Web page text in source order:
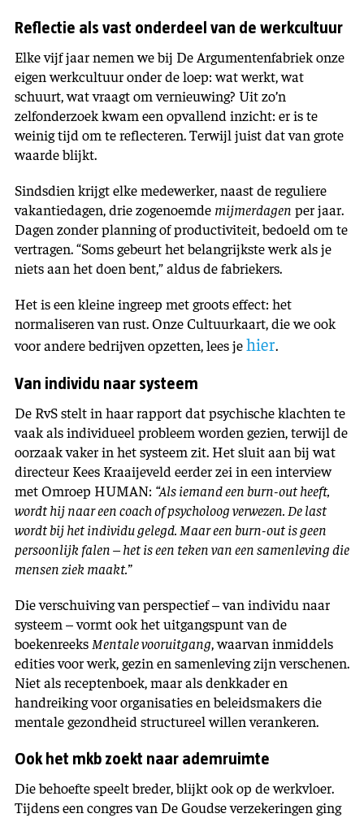
Reflectie als vast onderdeel van de werkcultuur
Elke vijf jaar nemen we bij De Argumentenfabriek onze
eigen werkcultuur onder de loep: wat werkt, wat
schuurt, wat vraagt om vernieuwing? Uit zo’n
zelfonderzoek kwam een opvallend inzicht: er is te
weinig tijd om te reflecteren. Terwijl juist dat van grote
waarde blijkt.
Sindsdien krijgt elke medewerker, naast de reguliere
vakantiedagen, drie zogenoemde mijmerdagen per jaar.
Dagen zonder planning of productiviteit, bedoeld om te
vertragen. “Soms gebeurt het belangrijkste werk als je
niets aan het doen bent,” aldus de fabriekers.
Het is een kleine ingreep met groots effect: het
normaliseren van rust. Onze Cultuurkaart, die we ook
voor andere bedrijven opzetten, lees jehier.
Van individu naar systeem
De RvS stelt in haar rapport dat psychische klachten te
vaak als individueel probleem worden gezien, terwijl de
oorzaak vaker in het systeem zit. Het sluit aan bij wat
directeur Kees Kraaijeveld eerder zei in een interview
met Omroep HUMAN: “Als iemand een burn-out heeft,
wordt hij naar een coach of psycholoog verwezen. De last
wordt bij het individu gelegd. Maar een burn-out is geen
persoonlijk falen – het is een teken van een samenleving die
mensen ziek maakt.”
Die verschuiving van perspectief – van individu naar
systeem – vormt ook het uitgangspunt van de
boekenreeks Mentale vooruitgang, waarvan inmiddels
edities voor werk, gezin en samenleving zijn verschenen.
Niet als receptenboek, maar als denkkader en
handreiking voor organisaties en beleidsmakers die
mentale gezondheid structureel willen verankeren.
Ook het mkb zoekt naar ademruimte
Die behoefte speelt breder, blijkt ook op de werkvloer.
Tijdens een congres van De Goudse verzekeringen ging